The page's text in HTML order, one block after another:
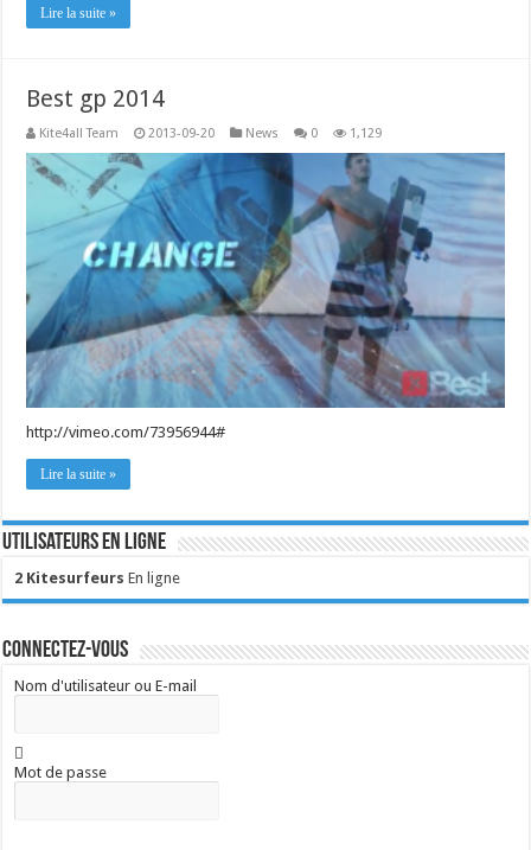
Lire la suite »
Best gp 2014
Kite4all Team 2013-09-20 News 0 1,129
http://vimeo.com/73956944#
Lire la suite »
Utilisateurs en ligne
2 Kitesurfeurs En ligne
Connectez-vous
Nom d'utilisateur ou E-mail
Mot de passe